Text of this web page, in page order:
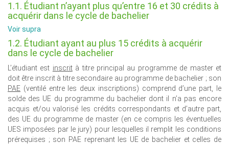
1.1. Étudiant n’ayant plus qu’entre 16 et 30 crédits à
acquérir dans le cycle de bachelier
Voir supra
1.2. Étudiant ayant au plus 15 crédits à acquérir
dans le cycle de bachelier
L’étudiant est inscrità titre principal au programme de master et
doit être inscrit à titre secondaire au programme de bachelier ; son
PAE (ventilé entre les deux inscriptions) comprend d’une part, le
solde des UE du programme du bachelier dont il n’a pas encore
acquis et/ou valorisé les crédits correspondants et d’autre part,
des UE du programme de master (en ce compris les éventuelles
UES imposées par le jury) pour lesquelles il remplit les conditions
prérequises ; son PAE reprenant les UE de bachelier et celles de